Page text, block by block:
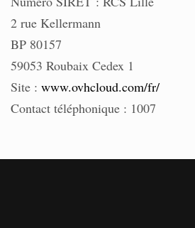
2 rue Kellermann
BP 80157
59053 Roubaix Cedex 1
Site : www.ovhcloud.com/fr/
Contact téléphonique : 1007